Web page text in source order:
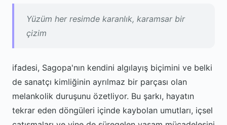
Yüzüm her resimde karanlık, karamsar bir
çizim
ifadesi, Sagopa'nın kendini algılayış biçimini ve belki
de sanatçı kimliğinin ayrılmaz bir parçası olan
melankolik duruşunu özetliyor. Bu şarkı, hayatın
tekrar eden döngüleri içinde kaybolan umutları, içsel